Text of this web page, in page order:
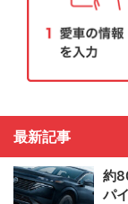
最新記事
約
パ